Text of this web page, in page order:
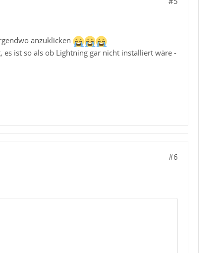
anzuklicken
ist so als ob Lightning gar nicht installiert wäre -
#6